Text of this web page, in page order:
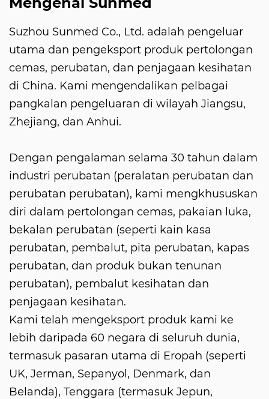
Suzhou Sunmed Co., Ltd. adalah pengeluar
utama dan pengeksport produk pertolongan
cemas, perubatan, dan penjagaan kesihatan
di China. Kami mengendalikan pelbagai
pangkalan pengeluaran di wilayah Jiangsu,
Zhejiang, dan Anhui.
Dengan pengalaman selama 30 tahun dalam
industri perubatan (peralatan perubatan dan
perubatan perubatan), kami mengkhususkan
diri dalam pertolongan cemas, pakaian luka,
bekalan perubatan (seperti kain kasa
perubatan, pembalut, pita perubatan, kapas
perubatan, dan produk bukan tenunan
perubatan), pembalut kesihatan dan
penjagaan kesihatan.
Kami telah mengeksport produk kami ke
lebih daripada 60 negara di seluruh dunia,
termasuk pasaran utama di Eropah (seperti
UK, Jerman, Sepanyol, Denmark, dan
Belanda), Tenggara (termasuk Jepun,